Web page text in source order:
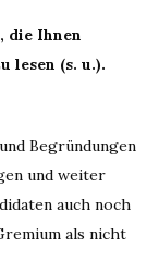
die Ihnen
lesen (s. u.).
Begründungen
und weiter
auch noch
als nicht